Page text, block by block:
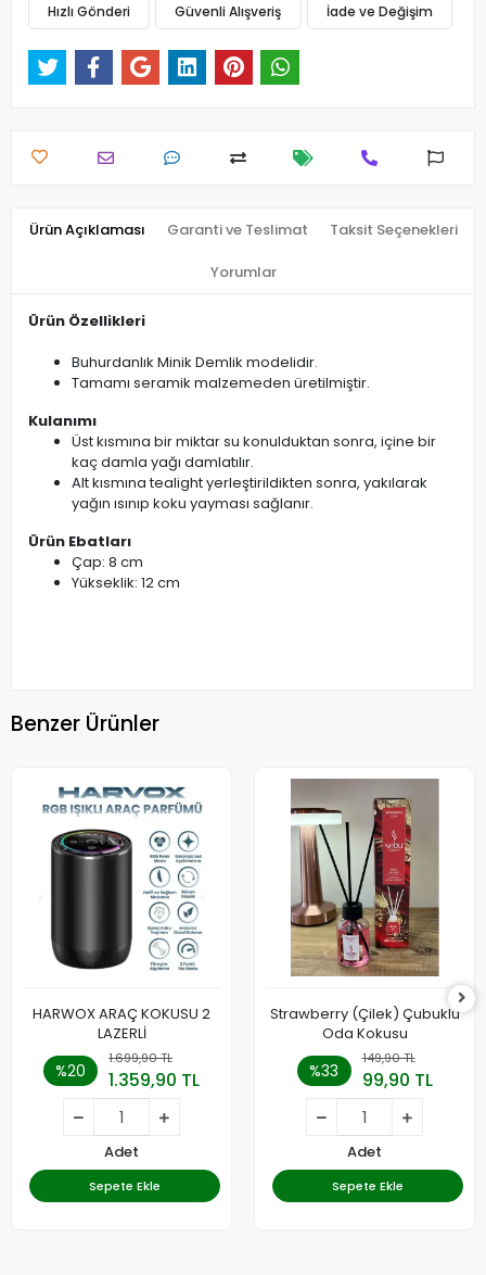
Hızlı Gönderi Güvenli Alışveriş İade ve Değişim
Ürün Açıklaması Garanti ve Teslimat Taksit Seçenekleri
Yorumlar
Ürün Özellikleri
Buhurdanlık Minik Demlik modelidir.
Tamamı seramik malzemeden üretilmiştir.
Kulanımı
Üst kısmına bir miktar su konulduktan sonra, içine bir
kaç damla yağı damlatılır.
Alt kısmına tealight yerleştirildikten sonra, yakılarak
yağın ısınıp koku yayması sağlanır.
Ürün Ebatları
Çap: 8 cm
Yükseklik: 12 cm
Benzer Ürünler
HARWOX ARAÇ KOKUSU 2
LAZERLİ
%20
1.699,90 TL
1.359,90 TL
Adet
Sepete Ekle
Strawberry (Çilek) Çubuklu
Oda Kokusu
%33
149,90 TL
99,90 TL
Adet
Sepete Ekle